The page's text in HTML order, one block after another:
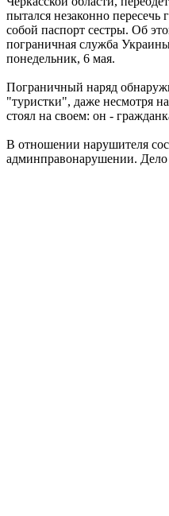
пытался незаконно
собой паспорт сестры. Об
пограничная служба
понедельник, 6 мая.
Пограничный наряд
"туристки", даже несмотря
стоял на своем: он -
В отношении нарушителя
админправонарушении. Дело